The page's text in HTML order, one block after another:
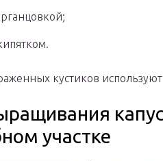
кустиков
участке